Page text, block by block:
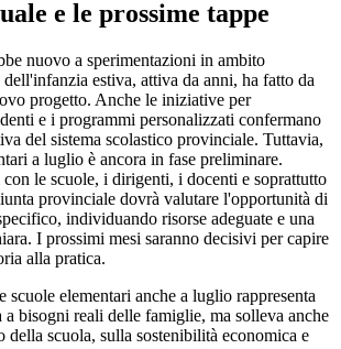
e le prossime tappe
nuovo a sperimentazioni in ambito
estiva, attiva da anni, ha fatto da
progetto. Anche le iniziative per
e i programmi personalizzati confermano
del sistema scolastico provinciale. Tuttavia,
a luglio è ancora in fase preliminare.
le scuole, i dirigenti, i docenti e soprattutto
provinciale dovrà valutare l'opportunità di
individuando risorse adeguate e una
I prossimi mesi saranno decisivi per capire
alla pratica.
scuole elementari anche a luglio rappresenta
a bisogni reali delle famiglie, ma solleva anche
scuola, sulla sostenibilità economica e